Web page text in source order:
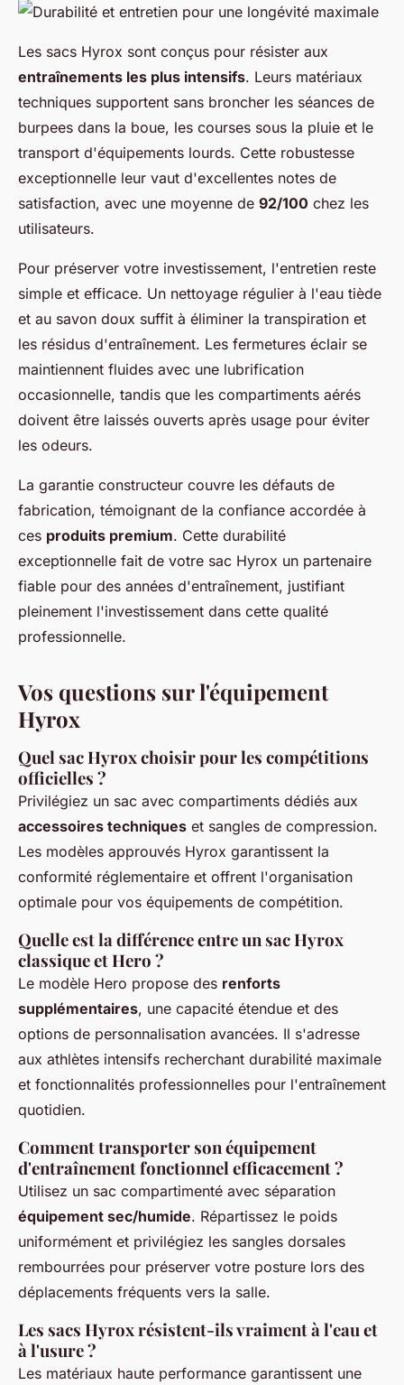
Les sacs Hyrox sont conçus pour résister aux
entraînements les plus intensifs. Leurs matériaux
techniques supportent sans broncher les séances de
burpees dans la boue, les courses sous la pluie et le
transport d'équipements lourds. Cette robustesse
exceptionnelle leur vaut d'excellentes notes de
satisfaction, avec une moyenne de 92/100 chez les
utilisateurs.
Pour préserver votre investissement, l'entretien reste
simple et efficace. Un nettoyage régulier à l'eau tiède
et au savon doux suffit à éliminer la transpiration et
les résidus d'entraînement. Les fermetures éclair se
maintiennent fluides avec une lubrification
occasionnelle, tandis que les compartiments aérés
doivent être laissés ouverts après usage pour éviter
les odeurs.
La garantie constructeur couvre les défauts de
fabrication, témoignant de la confiance accordée à
ces produits premium. Cette durabilité
exceptionnelle fait de votre sac Hyrox un partenaire
fiable pour des années d'entraînement, justifiant
pleinement l'investissement dans cette qualité
professionnelle.
Vos questions sur l'équipement
Hyrox
Quel sac Hyrox choisir pour les compétitions
officielles ?
Privilégiez un sac avec compartiments dédiés aux
accessoires techniques et sangles de compression.
Les modèles approuvés Hyrox garantissent la
conformité réglementaire et offrent l'organisation
optimale pour vos équipements de compétition.
Quelle est la différence entre un sac Hyrox
classique et Hero ?
Le modèle Hero propose des renforts
supplémentaires, une capacité étendue et des
options de personnalisation avancées. Il s'adresse
aux athlètes intensifs recherchant durabilité maximale
et fonctionnalités professionnelles pour l'entraînement
quotidien.
Comment transporter son équipement
d'entraînement fonctionnel efficacement ?
Utilisez un sac compartimenté avec séparation
équipement sec/humide. Répartissez le poids
uniformément et privilégiez les sangles dorsales
rembourrées pour préserver votre posture lors des
déplacements fréquents vers la salle.
Les sacs Hyrox résistent-ils vraiment à l'eau et
à l'usure ?
Les matériaux haute performance garantissent une